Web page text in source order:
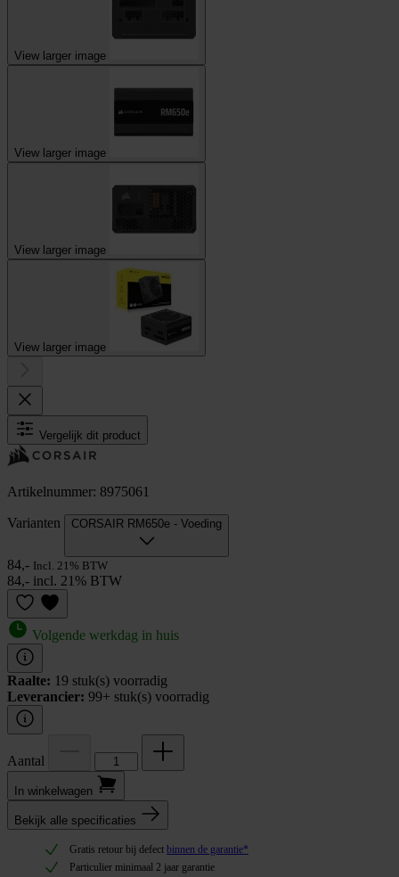
View larger image
View larger image
View larger image
View larger image
Vergelijk dit product
Artikelnummer: 8975061
Varianten CORSAIR RM650e - Voeding
84,- Incl. 21% BTW
84,- incl. 21% BTW
Volgende werkdag in huis
Raalte: 19 stuk(s) voorradig
Leverancier: 99+ stuk(s) voorradig
Aantal
In winkel­wagen
Bekijk alle specificaties
Gratis retour bij defect binnen de garantie*
Particulier minimaal 2 jaar garantie